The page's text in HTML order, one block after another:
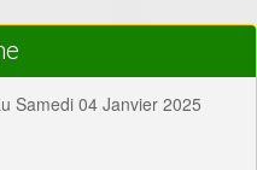
Samedi 04 Janvier 2025